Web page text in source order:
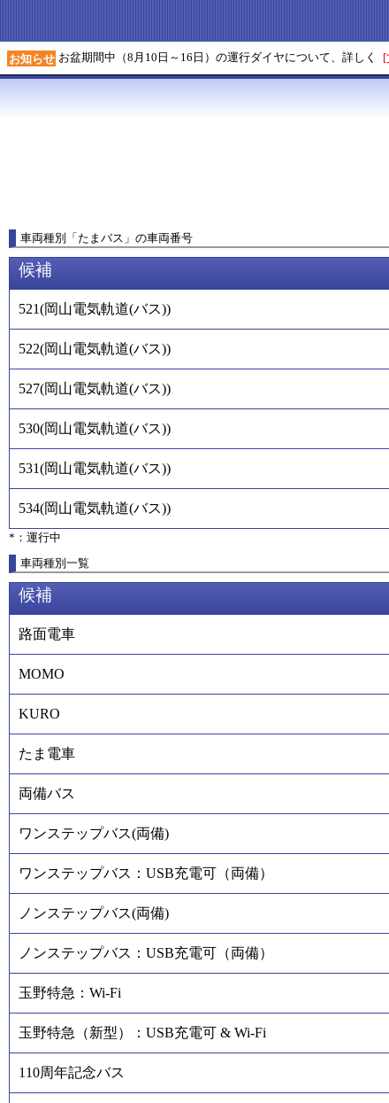
お知らせ お盆期間中（8月10日～16日）の運行ダイヤについて、詳しく [
車両種別 「たまバス 」 の車両番号
候補
521(岡山電気軌道(バス))
522(岡山電気軌道(バス))
527(岡山電気軌道(バス))
530(岡山電気軌道(バス))
531(岡山電気軌道(バス))
534(岡山電気軌道(バス))
*：運行中
車両種別一覧
候補
路面電車
MOMO
KURO
たま電車
両備バス
ワンステップバス(両備)
ワンステップバス：USB充電可（両備）
ノンステップバス(両備)
ノンステップバス：USB充電可（両備）
玉野特急：Wi-Fi
玉野特急（新型）：USB充電可 & Wi-Fi
110周年記念バス